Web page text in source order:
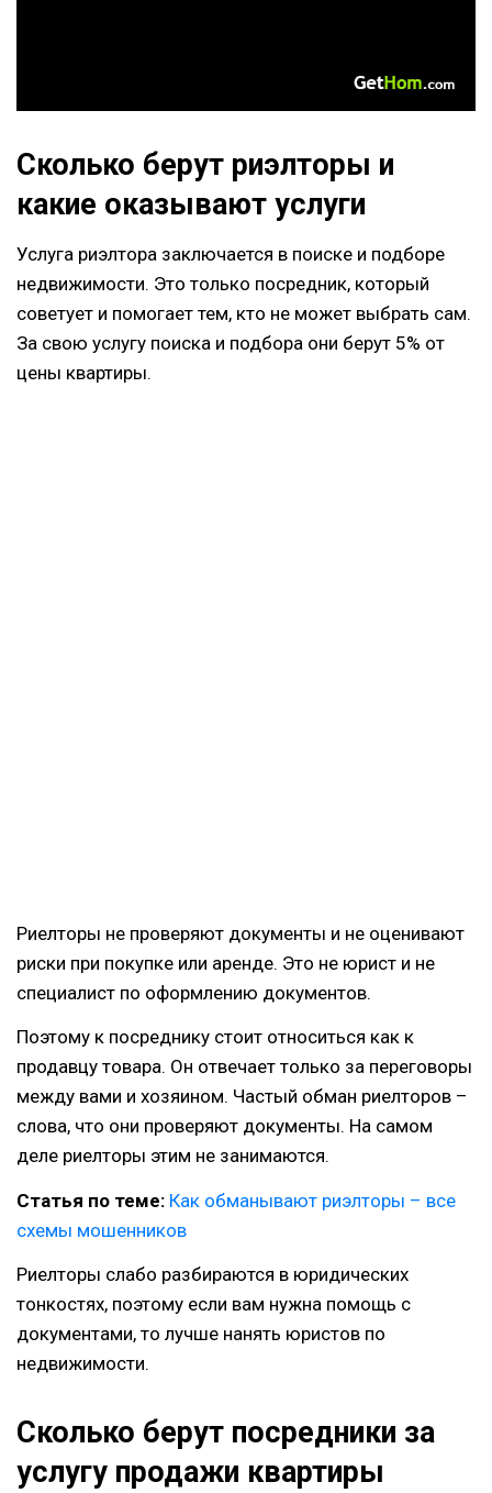
Сколько берут риэлторы и
какие оказывают услуги
Услуга риэлтора заключается в поиске и подборе
недвижимости. Это только посредник, который
советует и помогает тем, кто не может выбрать сам.
За свою услугу поиска и подбора они берут 5% от
цены квартиры.
Риелторы не проверяют документы и не оценивают
риски при покупке или аренде. Это не юрист и не
специалист по оформлению документов.
Поэтому к посреднику стоит относиться как к
продавцу товара. Он отвечает только за переговоры
между вами и хозяином. Частый обман риелторов –
слова, что они проверяют документы. На самом
деле риелторы этим не занимаются.
Статья по теме: Как обманывают риэлторы – все
схемы мошенников
Риелторы слабо разбираются в юридических
тонкостях, поэтому если вам нужна помощь с
документами, то лучше нанять юристов по
недвижимости.
Сколько берут посредники за
услугу продажи квартиры